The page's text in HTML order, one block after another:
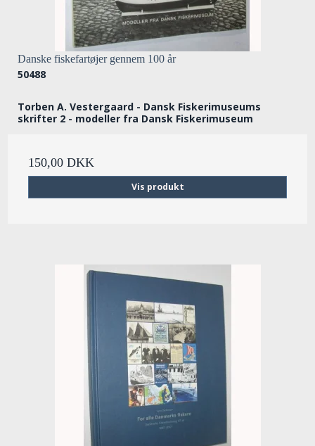
Danske fiskefartøjer gennem 100 år
50488
Torben A. Vestergaard - Dansk Fiskerimuseums
skrifter 2 - modeller fra Dansk Fiskerimuseum
150,00 DKK
Vis produkt